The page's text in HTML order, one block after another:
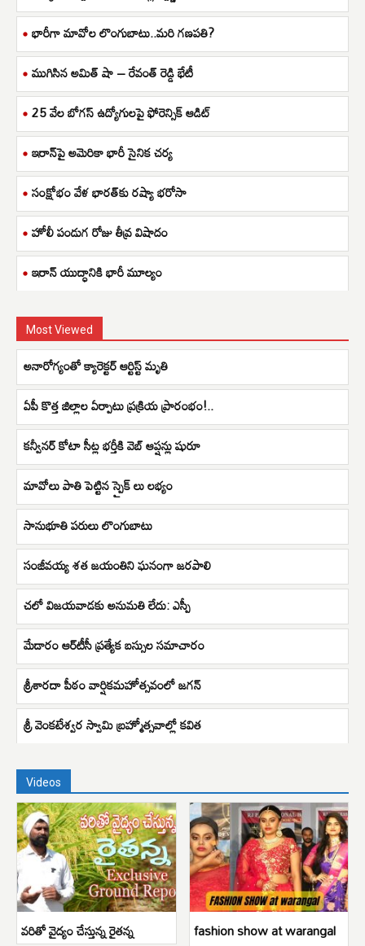
భారీగా మావోల లొంగుబాటు..మరి గణపతి?
ముగిసిన అమిత్ షా – రేవంత్ రెడ్డి భేటీ
25 వేల బోగస్ ఉద్యోగులపై ఫోరెన్సిక్ ఆడిట్
ఇరాన్‌పై అమెరికా భారీ సైనిక చర్య
సంక్షోభం వేళ భారత్‌కు రష్యా భరోసా
హోలీ పండుగ రోజు తీవ్ర విషాదం
ఇరాన్ యుద్ధానికి భారీ మూల్యం
Most Viewed
అనారోగ్యంతో క్యారెక్టర్ ఆర్టిస్ట్ మృతి
ఏపీ కొత్త జిల్లాల ఏర్పాటు ప్రక్రియ ప్రారంభం!..
కన్వీనర్ కోటా సీట్ల భర్తీకి వెబ్ ఆప్షన్లు షురూ
మావోలు పాతి పెట్టిన స్పైక్ లు లభ్యం
సానుభూతి పరులు లొంగుబాటు
సంజీవయ్య శత జయంతిని ఘనంగా జరపాలి
చలో విజయవాడకు అనుమతి లేదు: ఎస్పీ
మేడారం ఆర్‌టీసీ ప్రత్యేక బస్సుల సమాచారం
శ్రీశారదా పీఠం వార్షికమహోత్సవంలో జగన్
శ్రీ వెంకటేశ్వర స్వామి బ్రహ్మోత్సవాల్లో కవిత
Videos
వరితో వైద్యం చేస్తున్న రైతన్న fashion show at warangal